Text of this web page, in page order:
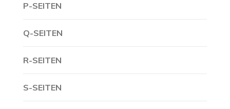
P-SEITEN
Q-SEITEN
R-SEITEN
S-SEITEN